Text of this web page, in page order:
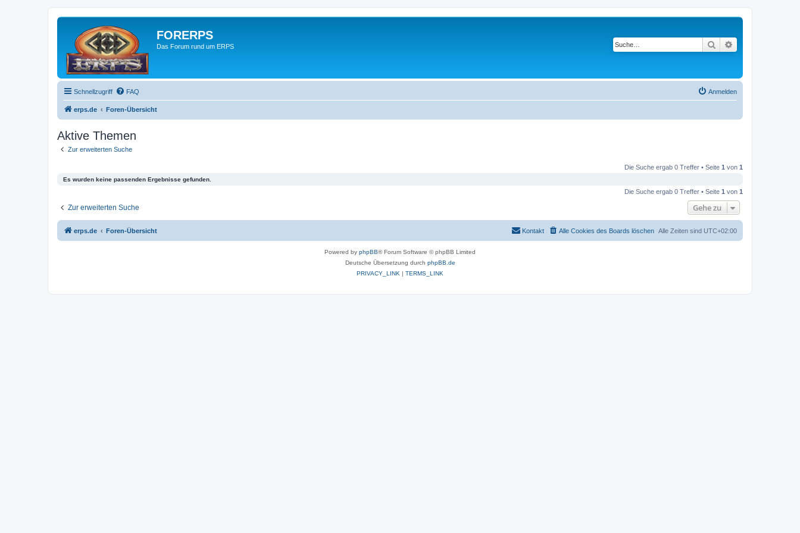
FORERPS
Das Forum rund um ERPS Suche
Schnellzugriff FAQ Anmelden
erps.de Foren-Übersicht
Aktive Themen
Zur erweiterten Suche
Die Suche ergab 0 Treffer • Seite 1 von 1
Es wurden keine passenden Ergebnisse gefunden.
Die Suche ergab 0 Treffer • Seite 1 von 1
Zur erweiterten Suche Gehe zu
erps.de Foren-Übersicht Alle Zeiten sind UTC+02:00
Alle Cookies des Boards löschen
Kontakt
Powered by phpBB® Forum Software © phpBB Limited
Deutsche Übersetzung durch phpBB.de
PRIVACY_LINK | TERMS_LINK